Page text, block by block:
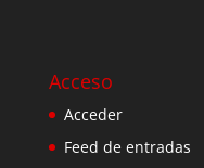
Acceso
Acceder
Feed de entradas